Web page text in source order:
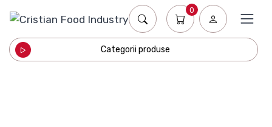
0
Categorii produse